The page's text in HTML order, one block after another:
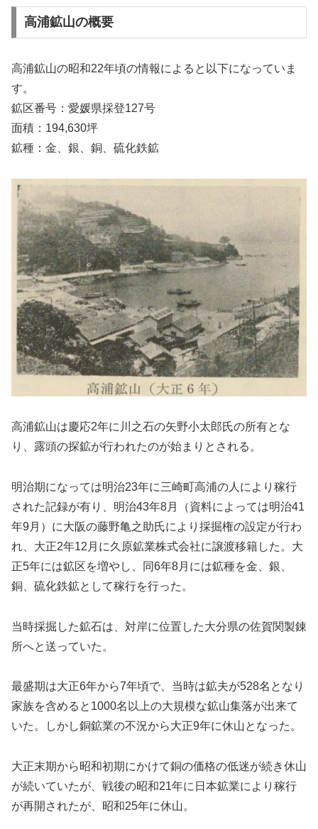
高浦鉱山の概要
高浦鉱山の昭和22年頃の情報によると以下になっていま
す。
鉱区番号：愛媛県採登127号
面積：194,630坪
鉱種：金、銀、銅、硫化鉄鉱
高浦鉱山は慶応2年に川之石の矢野小太郎氏の所有とな
り、露頭の探鉱が行われたのが始まりとされる。
明治期になっては明治23年に三崎町高浦の人により稼行
された記録が有り、明治43年8月（資料によっては明治41
年9月）に大阪の藤野亀之助氏により採掘権の設定が行わ
れ、大正2年12月に久原鉱業株式会社に譲渡移籍した。大
正5年には鉱区を増やし、同6年8月には鉱種を金、銀、
銅、硫化鉄鉱として稼行を行った。
当時採掘した鉱石は、対岸に位置した大分県の佐賀関製錬
所へと送っていた。
最盛期は大正6年から7年頃で、当時は鉱夫が528名となり
家族を含めると1000名以上の大規模な鉱山集落が出来て
いた。しかし銅鉱業の不況から大正9年に休山となった。
大正末期から昭和初期にかけて銅の価格の低迷が続き休山
が続いていたが、戦後の昭和21年に日本鉱業により稼行
が再開されたが、昭和25年に休山。